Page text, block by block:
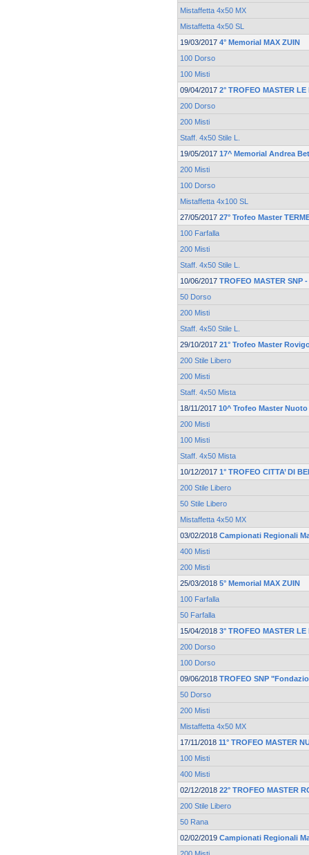
Mistaffetta 4x50 MX
Mistaffetta 4x50 SL
19/03/2017 4° Memorial MAX ZUIN
100 Dorso
100 Misti
09/04/2017 2° TROFEO MASTER LE
200 Dorso
200 Misti
Staff. 4x50 Stile L.
19/05/2017 17^ Memorial Andrea
200 Misti
100 Dorso
Mistaffetta 4x100 SL
27/05/2017 27° Trofeo Master
100 Farfalla
200 Misti
Staff. 4x50 Stile L.
10/06/2017 TROFEO MASTER SNP
50 Dorso
200 Misti
Staff. 4x50 Stile L.
29/10/2017 21° Trofeo Master
200 Stile Libero
200 Misti
Staff. 4x50 Mista
18/11/2017 10^ Trofeo Master Nuoto
200 Misti
100 Misti
Staff. 4x50 Mista
10/12/2017 1° TROFEO CITTA’ DI
200 Stile Libero
50 Stile Libero
Mistaffetta 4x50 MX
03/02/2018 Campionati Regionali
400 Misti
200 Misti
25/03/2018 5° Memorial MAX ZUIN
100 Farfalla
50 Farfalla
15/04/2018 3° TROFEO MASTER LE
200 Dorso
100 Dorso
09/06/2018 TROFEO SNP
50 Dorso
200 Misti
Mistaffetta 4x50 MX
17/11/2018 11° TROFEO MASTER
100 Misti
400 Misti
02/12/2018 22° TROFEO MASTER
200 Stile Libero
50 Rana
02/02/2019 Campionati Regionali